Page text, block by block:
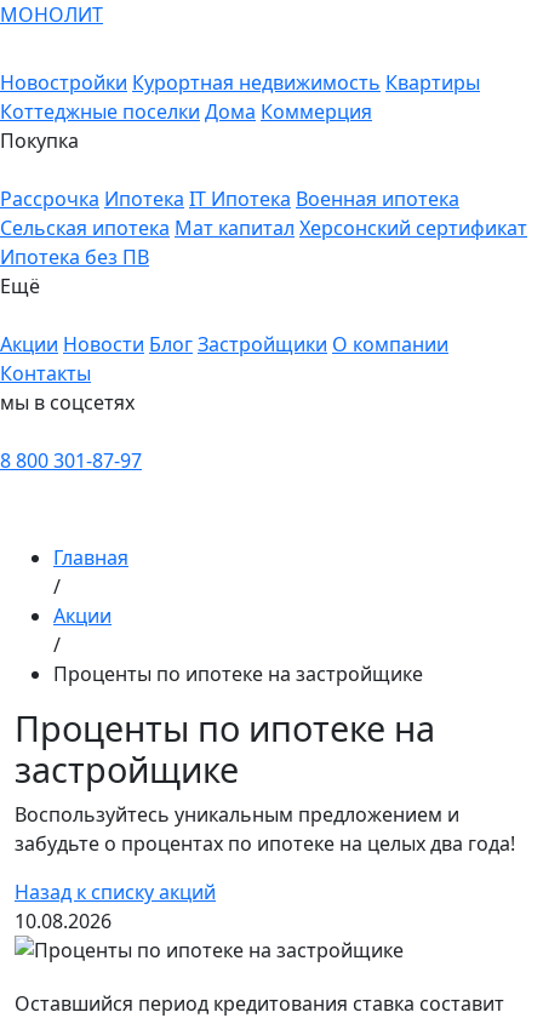
МОНОЛИТ
Новостройки Курортная недвижимость Квартиры
Коттеджные поселки Дома Коммерция
Покупка
Рассрочка Ипотека IT Ипотека Военная ипотека
Сельская ипотека Мат капитал Херсонский сертификат
Ипотека без ПВ
Ещё
Акции Новости БлогЗастройщики О компании
Контакты
мы в соцсетях
8 800 301-87-97
Главная
/
Акции
/
Проценты по ипотеке на застройщике
Проценты по ипотеке на
застройщике
Воспользуйтесь уникальным предложением и
забудьте о процентах по ипотеке на целых два года!
Назад к списку акций
10.08.2026
Оставшийся период кредитования ставка составит